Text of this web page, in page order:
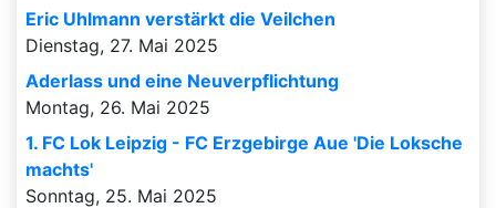
Eric Uhlmann verstärkt die Veilchen
Dienstag, 27. Mai 2025
Aderlass und eine Neuverpflichtung
Montag, 26. Mai 2025
1. FC Lok Leipzig - FC Erzgebirge Aue 'Die Loksche
machts'
Sonntag, 25. Mai 2025